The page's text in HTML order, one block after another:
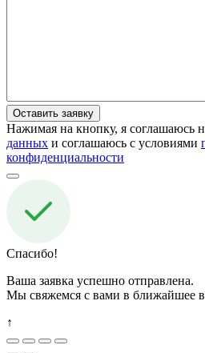
Нажимая на кнопку, я соглашаюсь
данных и соглашаюсь с условиями
конфиденциальности
Спасибо!
Ваша заявка успешно отправлена.
Мы свяжемся с вами в ближайшее
↑